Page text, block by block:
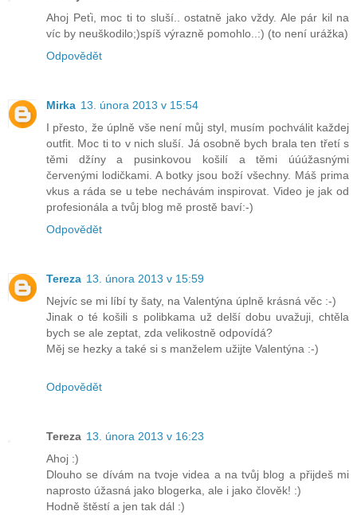
Ahoj Peťi, moc ti to sluší.. ostatně jako vždy. Ale pár kil na
víc by neuškodilo;)spíš výrazně pomohlo..:) (to není urážka)
Odpovědět
Mirka 13. února 2013 v 15:54
I přesto, že úplně vše není můj styl, musím pochválit každej
outfit. Moc ti to v nich sluší. Já osobně bych brala ten třetí s
těmi džíny a pusinkovou košilí a těmi úúúžasnými
červenými lodičkami. A botky jsou boží všechny. Máš prima
vkus a ráda se u tebe nechávám inspirovat. Video je jak od
profesionála a tvůj blog mě prostě baví:-)
Odpovědět
Tereza 13. února 2013 v 15:59
Nejvíc se mi líbí ty šaty, na Valentýna úplně krásná věc :-)
Jinak o té košili s polibkama už delší dobu uvažuji, chtěla
bych se ale zeptat, zda velikostně odpovídá?
Měj se hezky a také si s manželem užijte Valentýna :-)
Odpovědět
Tereza 13. února 2013 v 16:23
Ahoj :)
Dlouho se dívám na tvoje videa a na tvůj blog a přijdeš mi
naprosto úžasná jako blogerka, ale i jako člověk! :)
Hodně štěstí a jen tak dál :)